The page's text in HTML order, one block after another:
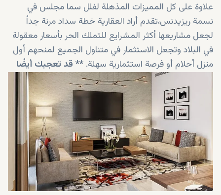
علاوة على كل المميزات المذهلة لفلل سما مجلس في
نسمة ريزيدنس،تقدم أراد العقارية خطة سداد مرنة جداً
لجعل مشاريعها أكثر المشرايع للتملك الحر بأسعار معقولة
في البلاد وتجعل الاستثمار في متناول الجميع لمنحهم أول
منزل أحلام أو فرصة استثمارية سهلة. ** قد تعجبك أيضًا
فيمساركونها منازل مثالية وفرصًا استثمارية